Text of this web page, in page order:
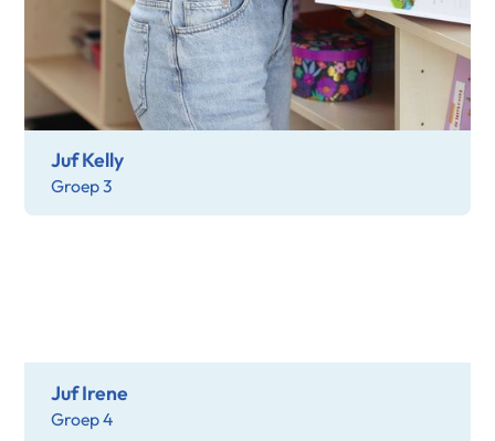
Juf Kelly
Groep 3
Juf Irene
Groep 4